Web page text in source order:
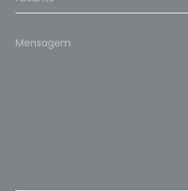
Please